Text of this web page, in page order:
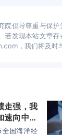
院倡导尊重与保
若发现本站文章
，我们将及时
走强，我
速向中高
国海洋经